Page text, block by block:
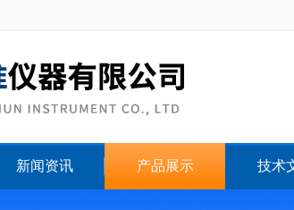
新闻资讯 产品展示 技术